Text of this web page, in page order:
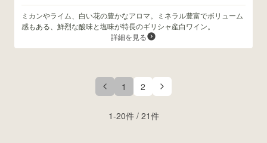
ミカンやライム、白い花の豊かなアロマ。ミネラル豊富でボリューム
感もある、鮮烈な酸味と塩味が特長のギリシャ産白ワイン。
詳細を見る
1 2
1-20件 / 21件